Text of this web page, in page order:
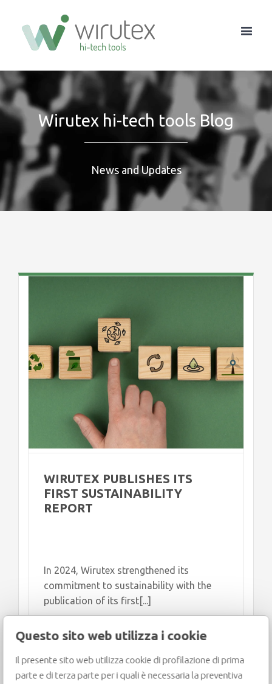
Questo sito web utilizza i cookie
Il presente sito web utilizza cookie di profilazione di prima
parte e di terza parte per i quali è necessaria la preventiva
Wirutex hi-tech tools Blog
News and Updates
WIRUTEX PUBLISHES ITS
FIRST SUSTAINABILITY
REPORT
In 2024, Wirutex strengthened its
commitment to sustainability with the
publication of its first[...]